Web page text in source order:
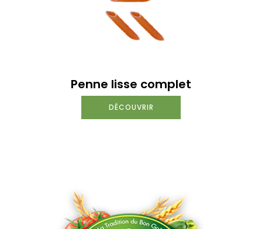
Penne lisse complet
DÉCOUVRIR